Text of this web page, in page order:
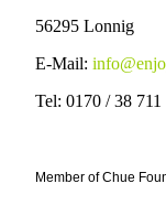
56295 Lonnig
E-Mail:
Tel: 0170 / 38 711
Member of Chue